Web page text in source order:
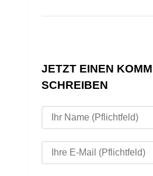
JETZT EINEN
SCHREIBEN